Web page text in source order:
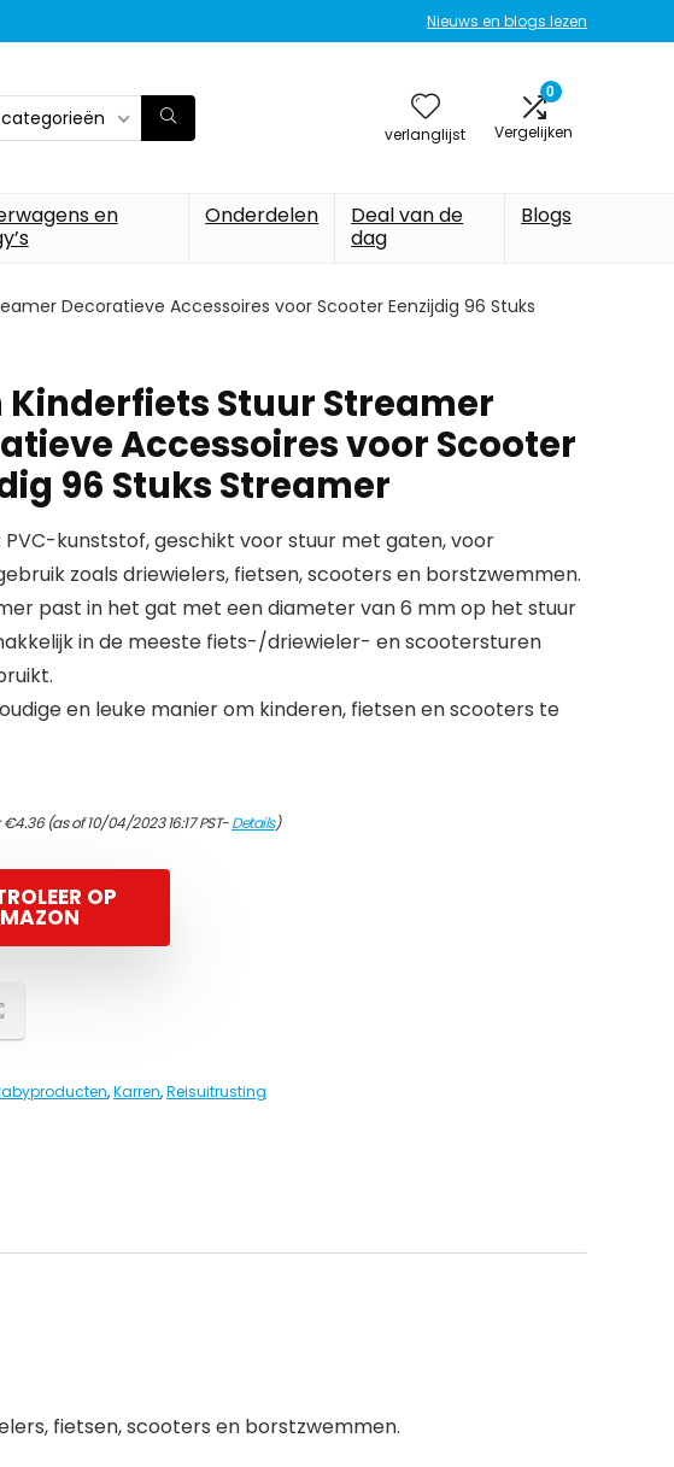
Nieuws en blogs lezen
verlanglijst
0
Vergelijken
en
Onderdelen
Deal van de
dag
Blogs
Decoratieve Accessoires voor Scooter Eenzijdig 96 Stuks
Kinderfiets Stuur Streamer
Accessoires voor Scooter
96 Stuks Streamer
PVC-kunststof, geschikt voor stuur met gaten, voor
zoals driewielers, fietsen, scooters en borstzwemmen.
past in het gat met een diameter van 6 mm op het stuur
in de meeste fiets-/driewieler- en scootersturen
en leuke manier om kinderen, fietsen en scooters te
€4.36(as of 10/04/2023 16:17 PST-Details)
OP
,Karren,Reisuitrusting
fietsen, scooters en borstzwemmen.